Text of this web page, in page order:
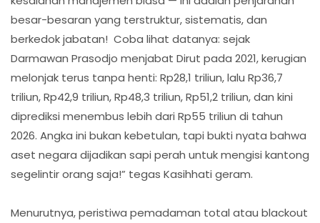
besar-besaran yang terstruktur, sistematis, dan
berkedok jabatan! Coba lihat datanya: sejak
Darmawan Prasodjo menjabat Dirut pada 2021, kerugian
melonjak terus tanpa henti: Rp28,1 triliun, lalu Rp36,7
triliun, Rp42,9 triliun, Rp48,3 triliun, Rp51,2 triliun, dan kini
diprediksi menembus lebih dari Rp55 triliun di tahun
2026. Angka ini bukan kebetulan, tapi bukti nyata bahwa
aset negara dijadikan sapi perah untuk mengisi kantong
segelintir orang saja!” tegas Kasihhati geram.
Menurutnya, peristiwa pemadaman total atau blackout